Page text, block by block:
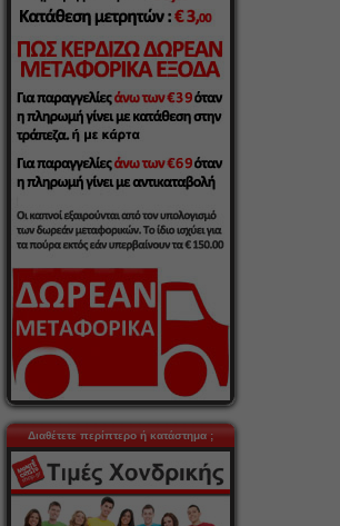
Διαθέτετε περίπτερο ή κατάστημα ;